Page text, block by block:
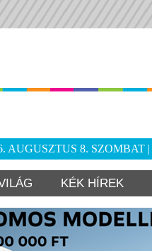
AUGUSZTUS 8. SZOMBAT
KÉK HÍREK